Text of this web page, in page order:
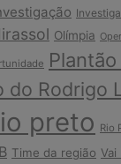
Olímpia
do Rodrigo
preto Rio
Time da região Vai